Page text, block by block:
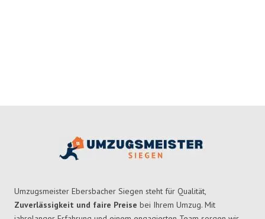
Umzugsmeister Ebersbacher Siegen steht für Qualität,
Zuverlässigkeit und faire Preise bei Ihrem Umzug. Mit